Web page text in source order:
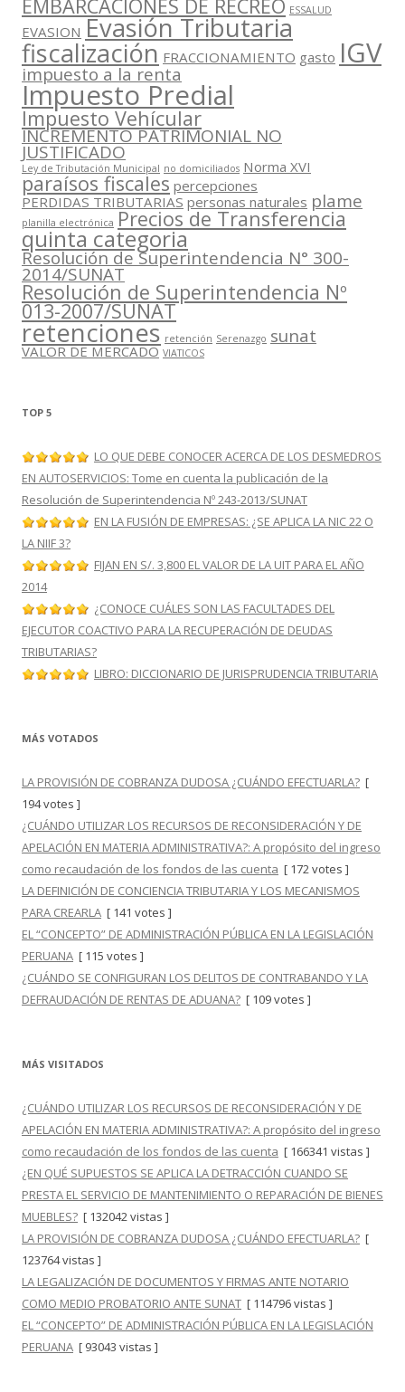
EMBARCACIONES DE RECREO ESSALUD
EVASION Evasión Tributaria
fiscalización FRACCIONAMIENTO gasto IGV
impuesto a la renta
Impuesto Predial
Impuesto Vehícular
INCREMENTO PATRIMONIAL NO
JUSTIFICADO
Ley de Tributación Municipal no domiciliados Norma XVI
paraísos fiscales percepciones
PERDIDAS TRIBUTARIAS personas naturales plame
planilla electrónica Precios de Transferencia
quinta categoria
Resolución de Superintendencia N° 300-
2014/SUNAT
Resolución de Superintendencia Nº
013-2007/SUNAT
retenciones retención Serenazgo sunat
VALOR DE MERCADO VIATICOS
TOP 5
LO QUE DEBE CONOCER ACERCA DE LOS DESMEDROS
EN AUTOSERVICIOS: Tome en cuenta la publicación de la
Resolución de Superintendencia Nº 243-2013/SUNAT
EN LA FUSIÓN DE EMPRESAS: ¿SE APLICA LA NIC 22 O
LA NIIF 3?
FIJAN EN S/. 3,800 EL VALOR DE LA UIT PARA EL AÑO
2014
¿CONOCE CUÁLES SON LAS FACULTADES DEL
EJECUTOR COACTIVO PARA LA RECUPERACIÓN DE DEUDAS
TRIBUTARIAS?
LIBRO: DICCIONARIO DE JURISPRUDENCIA TRIBUTARIA
MÁS VOTADOS
LA PROVISIÓN DE COBRANZA DUDOSA ¿CUÁNDO EFECTUARLA? [
194 votes ]
¿CUÁNDO UTILIZAR LOS RECURSOS DE RECONSIDERACIÓN Y DE
APELACIÓN EN MATERIA ADMINISTRATIVA?: A propósito del ingreso
como recaudación de los fondos de las cuenta [ 172 votes ]
LA DEFINICIÓN DE CONCIENCIA TRIBUTARIA Y LOS MECANISMOS
PARA CREARLA [ 141 votes ]
EL “CONCEPTO” DE ADMINISTRACIÓN PÚBLICA EN LA LEGISLACIÓN
PERUANA [ 115 votes ]
¿CUÁNDO SE CONFIGURAN LOS DELITOS DE CONTRABANDO Y LA
DEFRAUDACIÓN DE RENTAS DE ADUANA? [ 109 votes ]
MÁS VISITADOS
¿CUÁNDO UTILIZAR LOS RECURSOS DE RECONSIDERACIÓN Y DE
APELACIÓN EN MATERIA ADMINISTRATIVA?: A propósito del ingreso
como recaudación de los fondos de las cuenta [ 166341 vistas ]
¿EN QUÉ SUPUESTOS SE APLICA LA DETRACCIÓN CUANDO SE
PRESTA EL SERVICIO DE MANTENIMIENTO O REPARACIÓN DE BIENES
MUEBLES? [ 132042 vistas ]
LA PROVISIÓN DE COBRANZA DUDOSA ¿CUÁNDO EFECTUARLA? [
123764 vistas ]
LA LEGALIZACIÓN DE DOCUMENTOS Y FIRMAS ANTE NOTARIO
COMO MEDIO PROBATORIO ANTE SUNAT [ 114796 vistas ]
EL “CONCEPTO” DE ADMINISTRACIÓN PÚBLICA EN LA LEGISLACIÓN
PERUANA [ 93043 vistas ]